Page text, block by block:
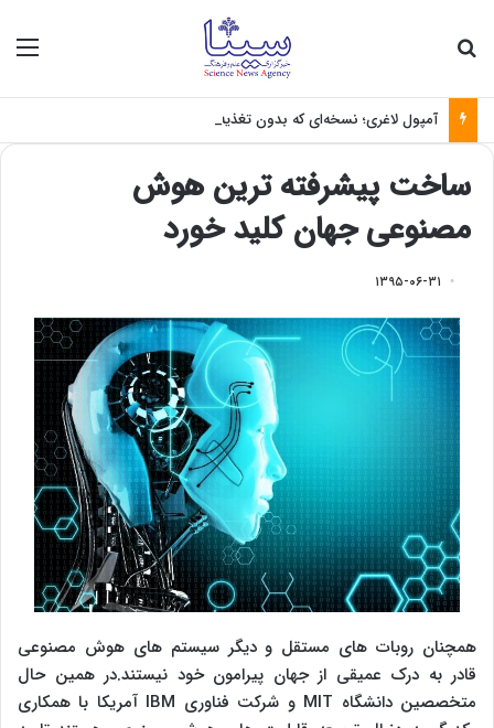
آمپول لاغری؛ نسخه‌ای که بدون تغذیه خطرناک می‌شود
ساخت پیشرفته ترین هوش
مصنوعی جهان کلید خورد
۱۳۹۵-۰۶-۳۱
همچنان روبات های مستقل و دیگر سیستم های هوش مصنوعی
قادر به درک عمیقی از جهان پیرامون خود نیستند.در همین حال
متخصصین دانشگاه MIT و شرکت فناوری IBM آمریکا با همکاری